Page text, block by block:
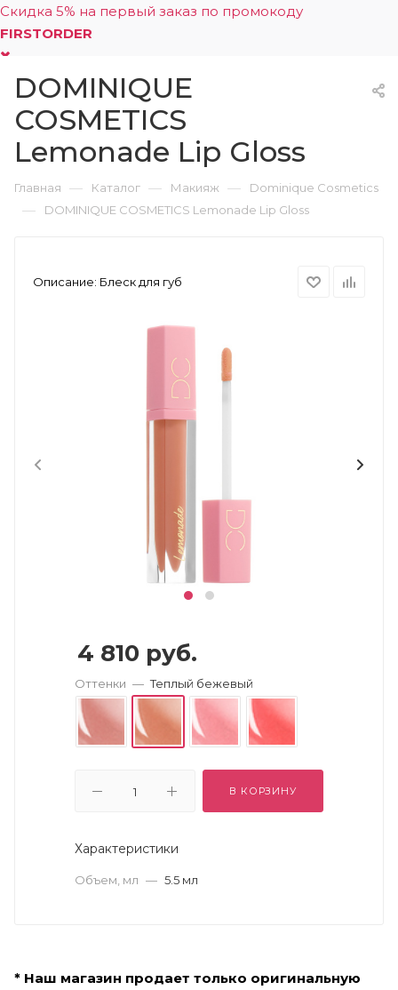
Скидка 5% на первый заказ по промокоду
FIRSTORDER
0
DOMINIQUE
COSMETICS
Lemonade Lip Gloss
Главная — Каталог — Макияж — Dominique Cosmetics
— DOMINIQUE COSMETICS Lemonade Lip Gloss
Описание: Блеск для губ
4 810 руб.
Оттенки — Теплый бежевый
В КОРЗИНУ
Характеристики
Объем, мл — 5.5 мл
* Наш магазин продает только оригинальную